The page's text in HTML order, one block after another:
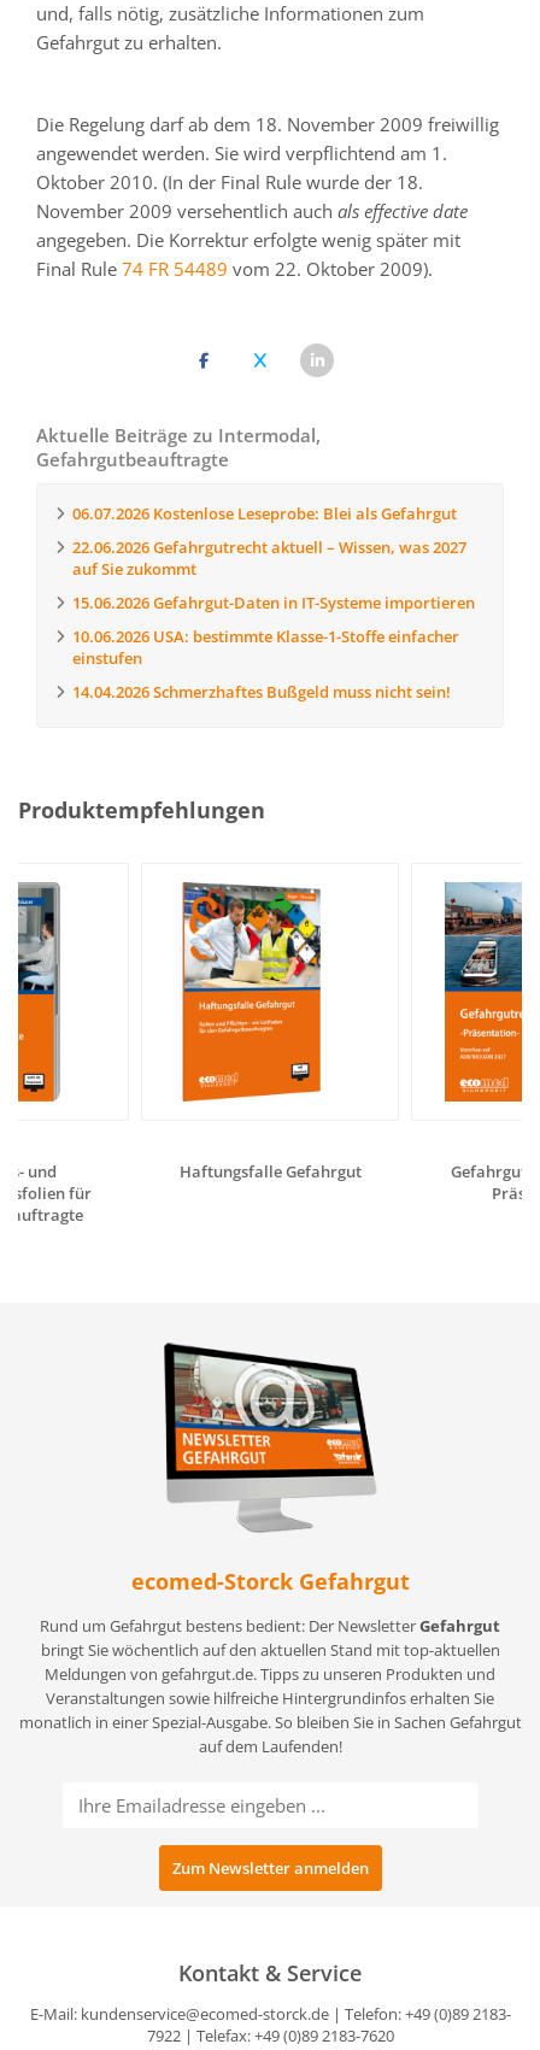
und, falls nötig, zusätzliche Informationen zum
Gefahrgut zu erhalten.
Die Regelung darf ab dem 18. November 2009 freiwillig
angewendet werden. Sie wird verpflichtend am 1.
Oktober 2010. (In der Final Rule wurde der 18.
November 2009 versehentlich auch als effective date
angegeben. Die Korrektur erfolgte wenig später mit
Final Rule 74 FR 54489 vom 22. Oktober 2009).
Aktuelle Beiträge zu Intermodal,
Gefahrgutbeauftragte
06.07.2026 Kostenlose Leseprobe: Blei als Gefahrgut
22.06.2026Gefahrgutrecht aktuell – Wissen, was 2027
auf Sie zukommt
15.06.2026Gefahrgut-Daten in IT-Systeme importieren
10.06.2026 USA: bestimmte Klasse-1-Stoffe einfacher
einstufen
14.04.2026Schmerzhaftes Bußgeld muss nicht sein!
Produktempfehlungen
und
für
Haftungsfalle Gefahrgut
ecomed-Storck Gefahrgut
Rund um Gefahrgut bestens bedient: Der NewsletterGefahrgut
bringt Sie wöchentlich auf den aktuellen Stand mit top-aktuellen
Meldungen von gefahrgut.de. Tipps zu unseren Produkten und
Veranstaltungen sowie hilfreiche Hintergrundinfos erhalten Sie
monatlich in einer Spezial-Ausgabe. So bleiben Sie in Sachen Gefahrgut
auf dem Laufenden!
Kontakt & Service
E-Mail: kundenservice@ecomed-storck.de| Telefon: +49 (0)89 2183-
7922 | Telefax: +49 (0)89 2183-7620